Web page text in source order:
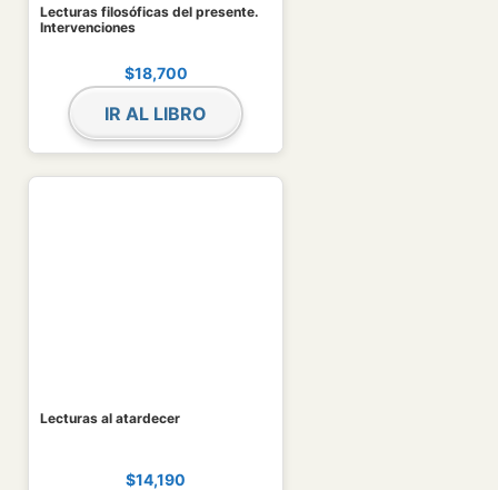
Lecturas filosóficas del presente.
Intervenciones
$18,700
IR AL LIBRO
Lecturas al atardecer
$14,190